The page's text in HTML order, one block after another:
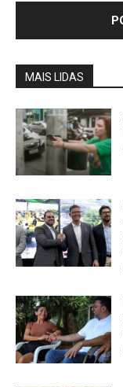
MAIS LIDAS